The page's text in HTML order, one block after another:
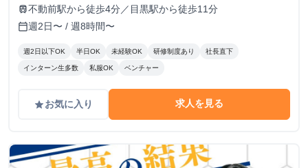
田ビル7-8階（受付8階）
train不動前駅から徒歩4分／目黒駅から徒歩11分
calendar_today週2日〜 / 週8時間〜
週2日以下OK 半日OK 未経験OK 研修制度あり 社長直下
インターン生多数 私服OK ベンチャー
gradeお気に入り 求人を見る